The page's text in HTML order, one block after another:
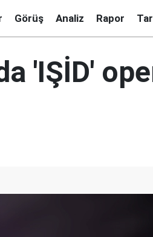
Görüş Analiz Rapor
'IŞİD'